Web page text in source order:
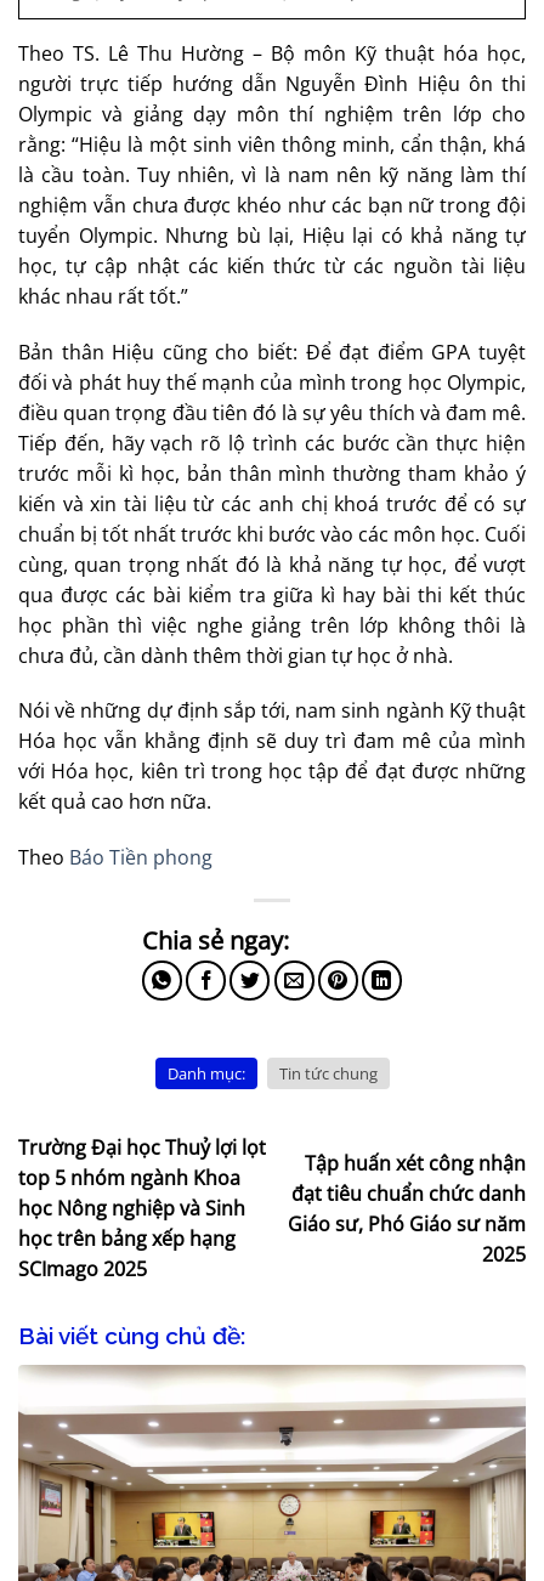
Theo TS. Lê Thu Hường – Bộ môn Kỹ thuật hóa học,
người trực tiếp hướng dẫn Nguyễn Đình Hiệu ôn thi
Olympic và giảng dạy môn thí nghiệm trên lớp cho
rằng: “Hiệu là một sinh viên thông minh, cẩn thận, khá
là cầu toàn. Tuy nhiên, vì là nam nên kỹ năng làm thí
nghiệm vẫn chưa được khéo như các bạn nữ trong đội
tuyển Olympic. Nhưng bù lại, Hiệu lại có khả năng tự
học, tự cập nhật các kiến thức từ các nguồn tài liệu
khác nhau rất tốt.”
Bản thân Hiệu cũng cho biết: Để đạt điểm GPA tuyệt
đối và phát huy thế mạnh của mình trong học Olympic,
điều quan trọng đầu tiên đó là sự yêu thích và đam mê.
Tiếp đến, hãy vạch rõ lộ trình các bước cần thực hiện
trước mỗi kì học, bản thân mình thường tham khảo ý
kiến và xin tài liệu từ các anh chị khoá trước để có sự
chuẩn bị tốt nhất trước khi bước vào các môn học. Cuối
cùng, quan trọng nhất đó là khả năng tự học, để vượt
qua được các bài kiểm tra giữa kì hay bài thi kết thúc
học phần thì việc nghe giảng trên lớp không thôi là
chưa đủ, cần dành thêm thời gian tự học ở nhà.
Nói về những dự định sắp tới, nam sinh ngành Kỹ thuật
Hóa học vẫn khẳng định sẽ duy trì đam mê của mình
với Hóa học, kiên trì trong học tập để đạt được những
kết quả cao hơn nữa.
Theo Báo Tiền phong
Danh mục: Tin tức chung
Trường Đại học Thuỷ lợi lọt
top 5 nhóm ngành Khoa
học Nông nghiệp và Sinh
học trên bảng xếp hạng
SCImago 2025
Tập huấn xét công nhận
đạt tiêu chuẩn chức danh
Giáo sư, Phó Giáo sư năm
2025
Bài viết cùng chủ đề: